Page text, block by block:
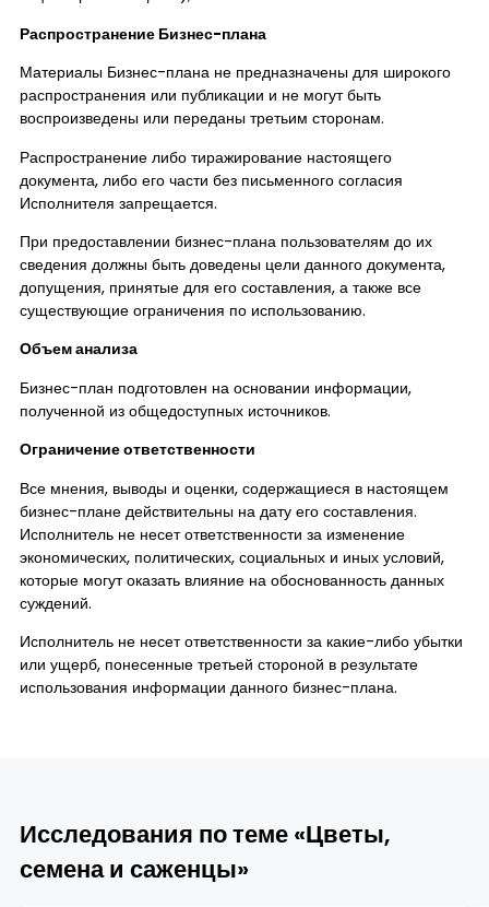
Распространение Бизнес-плана
Материалы Бизнес-плана не предназначены для широкого
распространения или публикации и не могут быть
воспроизведены или переданы третьим сторонам.
Распространение либо тиражирование настоящего
документа, либо его части без письменного согласия
Исполнителя запрещается.
При предоставлении бизнес-плана пользователям до их
сведения должны быть доведены цели данного документа,
допущения, принятые для его составления, а также все
существующие ограничения по использованию.
Объем анализа
Бизнес-план подготовлен на основании информации,
полученной из общедоступных источников.
Ограничение ответственности
Все мнения, выводы и оценки, содержащиеся в настоящем
бизнес-плане действительны на дату его составления.
Исполнитель не несет ответственности за изменение
экономических, политических, социальных и иных условий,
которые могут оказать влияние на обоснованность данных
суждений.
Исполнитель не несет ответственности за какие-либо убытки
или ущерб, понесенные третьей стороной в результате
использования информации данного бизнес-плана.
Исследования по теме «Цветы,
семена и саженцы»